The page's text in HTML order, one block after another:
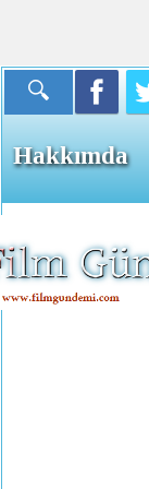
Hakkımda